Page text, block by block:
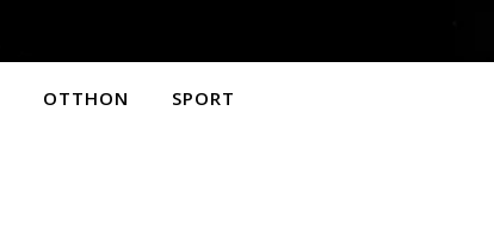
OTTHON SPORT